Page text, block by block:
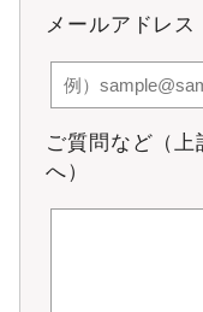
入会金及び事務手数
より不相当なものと
第10条 月謝の支払方
メールアドレス
ご質問など（
へ）